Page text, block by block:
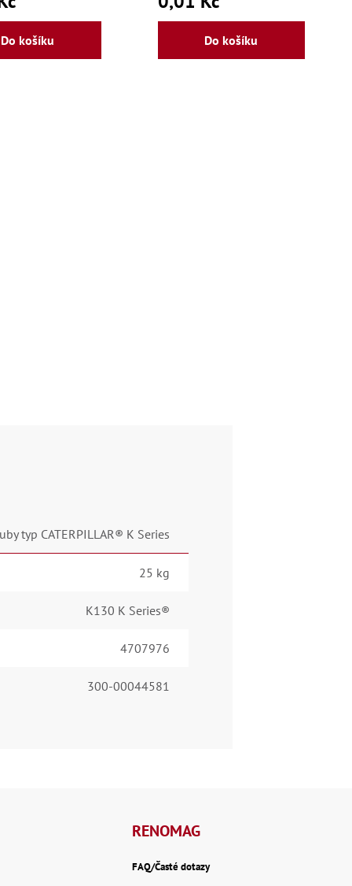
Do košíku Do košíku
typ CATERPILLAR® K Series
25 kg
K130 K Series®
4707976
300-00044581
RENOMAG
FAQ/Časté dotazy